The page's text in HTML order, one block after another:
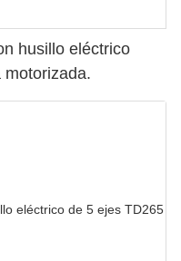
husillo eléctrico
motorizada.